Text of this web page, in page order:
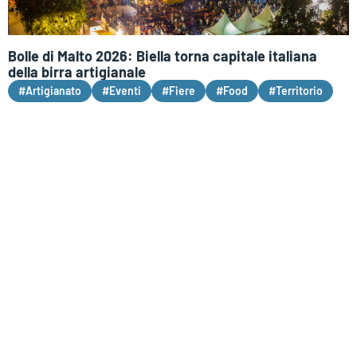
Bolle di Malto 2026: Biella torna capitale italiana
della birra artigianale
#Artigianato #Eventi #Fiere #Food #Territorio